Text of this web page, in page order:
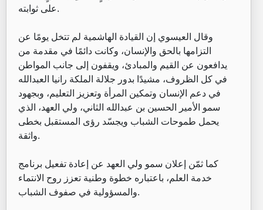
على ثوابته.
وقال العيسوي إن القيادة الهاشمية لم تتخل يومًا عن
التزامها بالحق والإنسان، وكانت دائمًا في مقدمة من
يدافعون عن القيم والمبادئ، ويقفون إلى جانب المواطن
في كل الظروف، مشيدًا بدور جلالة الملكة رانيا العبدالله
في دعم الإنسان وتمكين المرأة وتعزيز التعليم، وبجهود
سمو الأمير الحسين بن عبدالله الثاني، ولي العهد، الذي
يحمل طموحات الشباب ويجسّد رؤى المستقبل بخطى
واثقة.
كما ثمّن إعلان سمو ولي العهد عن إعادة تفعيل برنامج
خدمة العلم، باعتباره خطوة وطنية تعزز روح الانتماء
والمسؤولية في صفوف الشباب.